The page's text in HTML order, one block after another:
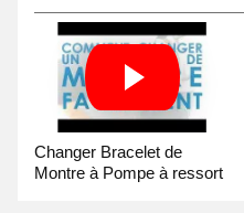
Changer Bracelet de
Montre à Pompe à ressort